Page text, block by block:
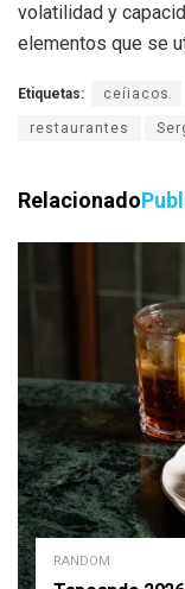
volatilidad y
elementos que se
Etiquetas: ceíiacos
restaurantes
Relacionado
RANDOM